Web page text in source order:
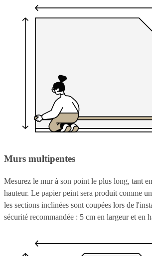
Murs multipentes
Mesurez le mur à son point le plus long, tant
hauteur. Le papier peint sera produit comme
les sections inclinées sont coupées lors de
sécurité recommandée : 5 cm en largeur et en